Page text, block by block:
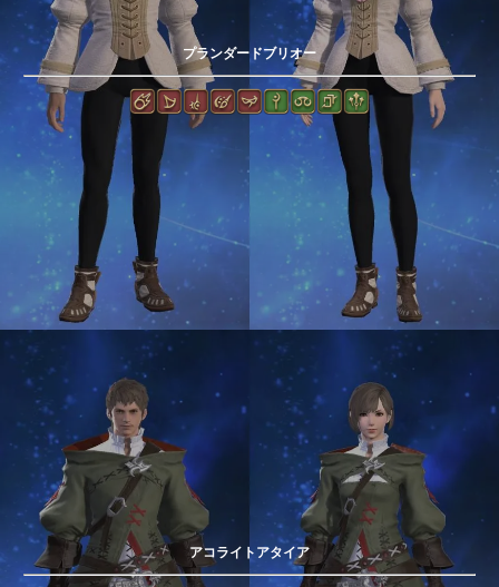
プランダードブリオー
アコライトアタイア